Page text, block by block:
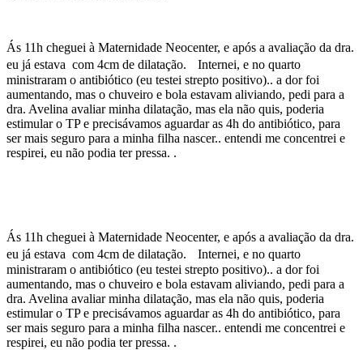
Ás 11h cheguei à Maternidade Neocenter, e após a avaliação da dra.
eu já estava com 4cm de dilatação. Internei, e no quarto
ministraram o antibiótico (eu testei strepto positivo).. a dor foi
aumentando, mas o chuveiro e bola estavam aliviando, pedi para a
dra. Avelina avaliar minha dilatação, mas ela não quis, poderia
estimular o TP e precisávamos aguardar as 4h do antibiótico, para
ser mais seguro para a minha filha nascer.. entendi me concentrei e
respirei, eu não podia ter pressa. .
Ás 11h cheguei à Maternidade Neocenter, e após a avaliação da dra.
eu já estava com 4cm de dilatação. Internei, e no quarto
ministraram o antibiótico (eu testei strepto positivo).. a dor foi
aumentando, mas o chuveiro e bola estavam aliviando, pedi para a
dra. Avelina avaliar minha dilatação, mas ela não quis, poderia
estimular o TP e precisávamos aguardar as 4h do antibiótico, para
ser mais seguro para a minha filha nascer.. entendi me concentrei e
respirei, eu não podia ter pressa. .